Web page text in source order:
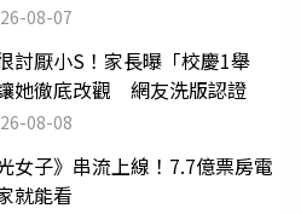
08-07
討厭小S！家長曝「校慶1舉
她徹底改觀 網友洗版認證
08-08
女子》串流上線！7.7億票房電
就能看